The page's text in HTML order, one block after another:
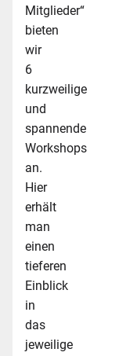
Mitglieder“
bieten
wir
6
kurzweilige
und
spannende
Workshops
an.
Hier
erhält
man
einen
tieferen
Einblick
in
das
jeweilige